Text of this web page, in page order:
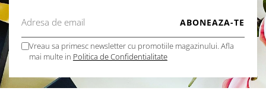
Vreau sa primesc newsletter cu promotiile magazinului. Afla
mai multe in Politica de Confidentialitate